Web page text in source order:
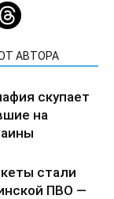
АВТОРА
скупает
на
стали
ПВО —